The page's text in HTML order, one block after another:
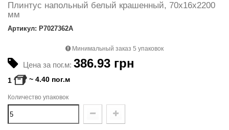
Плинтус напольный белый крашенный, 70х16х2200
мм
Артикул: P7027362A
Цена за пог.м: 386.93 грн
Минимальный заказ 5 упаковок
1 ~ 4.40 пог.м
Количество упаковок